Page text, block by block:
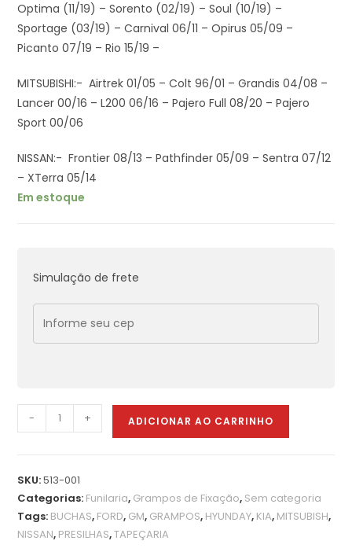
Optima (11/19) – Sorento (02/19) – Soul (10/19) –
Sportage (03/19) – Carnival 06/11 – Opirus 05/09 –
Picanto 07/19 – Rio 15/19 –
MITSUBISHI:- Airtrek 01/05 – Colt 96/01 – Grandis 04/08 –
Lancer 00/16 – L200 06/16 – Pajero Full 08/20 – Pajero
Sport 00/06
NISSAN:- Frontier 08/13 – Pathfinder 05/09 – Sentra 07/12
– XTerra 05/14
Em estoque
Simulação de frete
- + ADICIONAR AO CARRINHO
SKU:513-001
Categorias: Funilaria, Grampos de Fixação, Sem categoria
Tags: BUCHAS, FORD, GM, GRAMPOS, HYUNDAY, KIA, MITSUBISH,
NISSAN, PRESILHAS,TAPEÇARIA